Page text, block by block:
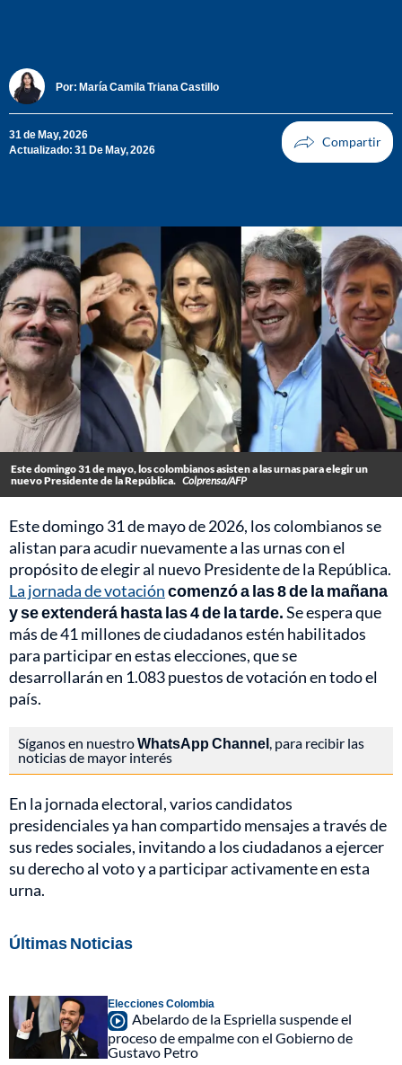
Por: María Camila Triana Castillo
31 de May, 2026
Actualizado: 31 De May, 2026
Este domingo 31 de mayo, los colombianos asisten a las urnas para elegir un
nuevo Presidente de la República. Colprensa/AFP
Este domingo 31 de mayo de 2026, los colombianos se
alistan para acudir nuevamente a las urnas con el
propósito de elegir al nuevo Presidente de la República.
La jornada de votacióncomenzó a las 8 de la mañana
y se extenderá hasta las 4 de la tarde.Se espera que
más de 41 millones de ciudadanos estén habilitados
para participar en estas elecciones, que se
desarrollarán en 1.083 puestos de votación en todo el
país.
Síganos en nuestroWhatsApp Channel, para recibir las
noticias de mayor interés
En la jornada electoral, varios candidatos
presidenciales ya han compartido mensajes a través de
sus redes sociales, invitando a los ciudadanos a ejercer
su derecho al voto y a participar activamente en esta
urna.
Últimas Noticias
Elecciones Colombia
Abelardo de la Espriella suspende el
proceso de empalme con el Gobierno de
Gustavo Petro